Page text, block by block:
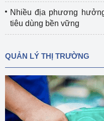
Nhiều địa phương
tiêu dùng bền vững
QUẢN LÝ THỊ TRƯỜNG